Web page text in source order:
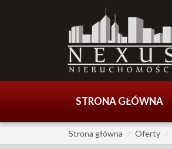
STRONA GŁÓWNA
Strona główna Oferty